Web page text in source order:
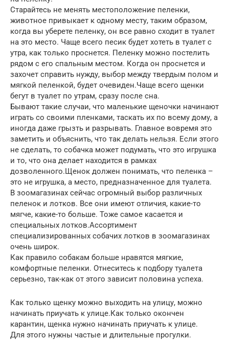
Старайтесь не менять местоположение пеленки,
животное привыкает к одному месту, таким образом,
когда вы уберете пеленку, он все равно сходит в туалет
на это место. Чаще всего песик будет хотеть в туалет с
утра, как только проснется. Пеленку можно постелить
рядом с его спальным местом. Когда он проснется и
захочет справить нужду, выбор между твердым полом и
мягкой пеленкой, будет очевиден.Чаще всего щенки
бегут в туалет по утрам, сразу после сна.
Бывают такие случаи, что маленькие щеночки начинают
играть со своими пленками, таскать их по всему дому, а
иногда даже грызть и разрывать. Главное вовремя это
заметить и объяснить, что так делать нельзя. Если этого
не сделать, то собачка может подумать, что это игрушка
и то, что она делает находится в рамках
дозволенного.Щенок должен понимать, что пеленка –
это не игрушка, а место, предназначенное для туалета.
В зоомагазинах сейчас огромный выбор различных
пеленок и лотков. Все они имеют отличия, какие-то
мягче, какие-то больше. Тоже самое касается и
специальных лотков.Ассортимент
специализированных собачих лотков в зоомагазинах
очень широк.
Как правило собакам больше нравятся мягкие,
комфортные пеленки. Отнеситесь к подбору туалета
серьезно, так-как от этого зависит половина успеха.
Как только щенку можно выходить на улицу, можно
начинать приучать к улице.Как только окончен
карантин, щенка нужно начинать приучать к улице.
Для этого нужны частые и длительные прогулки.